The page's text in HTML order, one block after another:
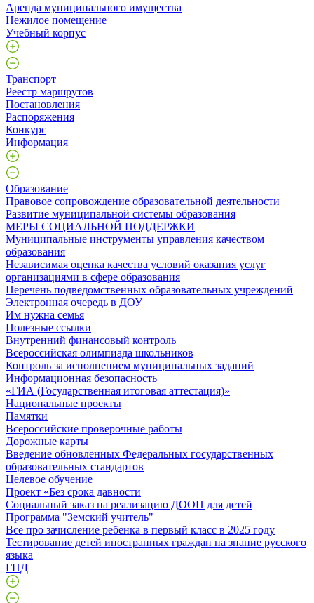
Аренда муниципального имущества
Нежилое помещение
Учебный корпус
Транспорт
Реестр маршрутов
Постановления
Распоряжения
Конкурс
Информация
Образование
Правовое сопровождение образовательной деятельности
Развитие муниципальной системы образования
МЕРЫ СОЦИАЛЬНОЙ ПОДДЕРЖКИ
Муниципальные инструменты управления качеством
образования
Независимая оценка качества условий оказания услуг
организациями в сфере образования
Перечень подведомственных образовательных учреждений
Электронная очередь в ДОУ
Им нужна семья
Полезные ссылки
Внутренний финансовый контроль
Всероссийская олимпиада школьников
Контроль за исполнением муниципальных заданий
Информационная безопасность
«ГИА (Государственная итоговая аттестация)»
Национальные проекты
Памятки
Всероссийские проверочные работы
Дорожные карты
Введение обновленных Федеральных государственных
образовательных стандартов
Целевое обучение
Проект «Без срока давности
Социальный заказ на реализацию ДООП для детей
Программа "Земский учитель"
Все про зачисление ребенка в первый класс в 2025 году
Тестирование детей иностранных граждан на знание русского
языка
ГПД